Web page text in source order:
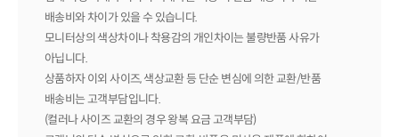
배송비와 차이가 있을 수 있습니다.
모니터상의 색상차이나 착용감의 개인차이는 불량반품 사유가
아닙니다.
상품하자 이외 사이즈, 색상교환 등 단순 변심에 의한 교환/반품
배송비는 고객부담입니다.
(컬러나 사이즈 교환의 경우 왕복 요금 고객부담)